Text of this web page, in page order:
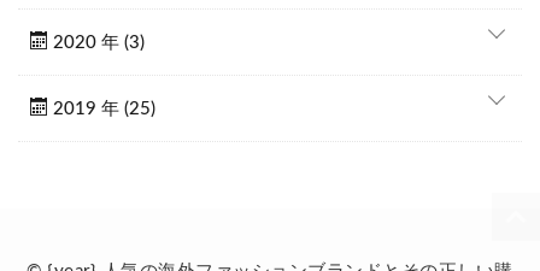
2020 年 (3)
2019 年 (25)